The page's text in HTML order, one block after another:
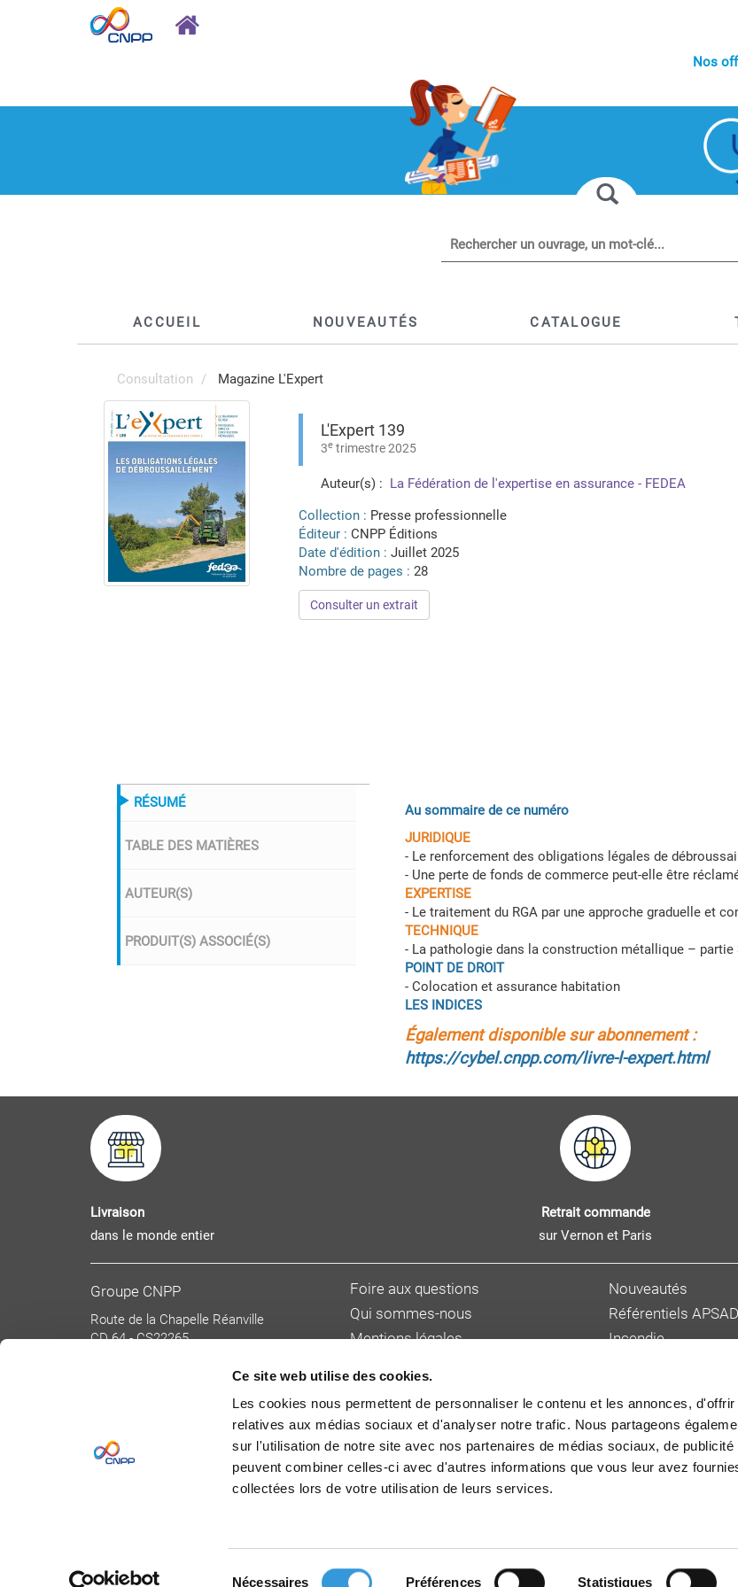
Ce site web utilise des cookies.
Les cookies nous permettent de personnaliser le contenu et les annonces,
relatives aux médias sociaux et d'analyser notre trafic. Nous partageons
sur l'utilisation de notre site avec nos partenaires de médias sociaux, de
peuvent combiner celles-ci avec d'autres informations que vous leur avez
collectées lors de votre utilisation de leurs services.
Nécessaires Préférences Statistiques
Nos
ACCUEIL NOUVEAUTÉS CATALOGUE
Consultation Magazine L'Expert
L'Expert 139
3e trimestre 2025
Auteur(s) : La Fédération de l'expertise en assurance - FEDEA
Collection : Presse professionnelle
Éditeur : CNPP Éditions
Date d'édition : Juillet 2025
Nombre de pages : 28
Consulter un extrait
RÉSUMÉ
TABLE DES MATIÈRES
AUTEUR(S)
PRODUIT(S) ASSOCIÉ(S)
Au sommaire de ce numéro
JURIDIQUE
- Le renforcement des obligations légales de
- Une perte de fonds de commerce peut-elle être
EXPERTISE
- Le traitement du RGA par une approche graduelle et
TECHNIQUE
- La pathologie dans la construction métallique – partie
POINT DE DROIT
- Colocation et assurance habitation
LES INDICES
Également disponible sur abonnement :
https://cybel.cnpp.com/livre-l-expert.html
Livraison
dans le monde entier
Retrait commande
sur Vernon et Paris
Groupe CNPP
Route de la Chapelle Réanville
CD 64 - CS22265
Foire aux questions
Qui sommes-nous
Mentions légales
Tarifs et délai de livraison
Devenir auteur
Nouveautés
Référentiels APSAD
Incendie
Gestion des risques
Cybersécurité
© Copyright 2026CNPP